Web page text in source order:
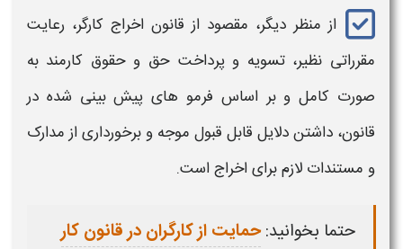
از منظر دیگر، مقصود از قانون اخراج کارگر، رعایت
مقرراتی نظیر، تسویه و پرداخت حق و حقوق کارمند به
صورت کامل و بر اساس فرمو های پیش بینی شده در
قانون، داشتن دلایل قابل قبول موجه و برخورداری از مدارک
و مستندات لازم برایاخراجاست.
حتما بخوانید:حمایت از کارگران در قانون کار